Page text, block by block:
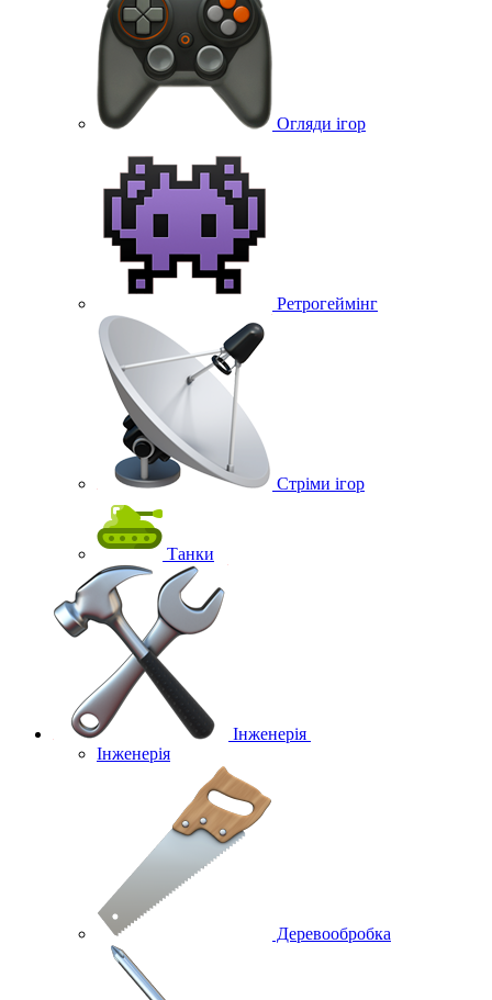
Огляди ігор
Ретрогеймінг
Стріми ігор
Танки
Інженерія
Інженерія
Деревообробка